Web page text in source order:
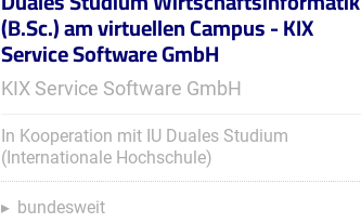
(B.Sc.) am virtuellen Campus - KIX
Service Software GmbH
KIX Service Software GmbH
In Kooperation mit IU Duales Studium
(Internationale Hochschule)
bundesweit